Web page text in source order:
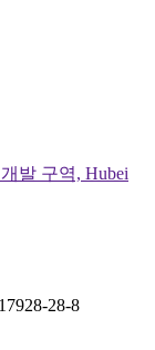
발 구역, Hubei
28-8